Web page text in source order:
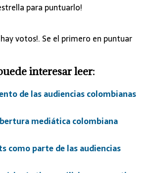
para puntuarlo!
votos!. Se el primero en puntuar
interesar leer:
de las audiencias colombianas
mediática colombiana
como parte de las audiencias